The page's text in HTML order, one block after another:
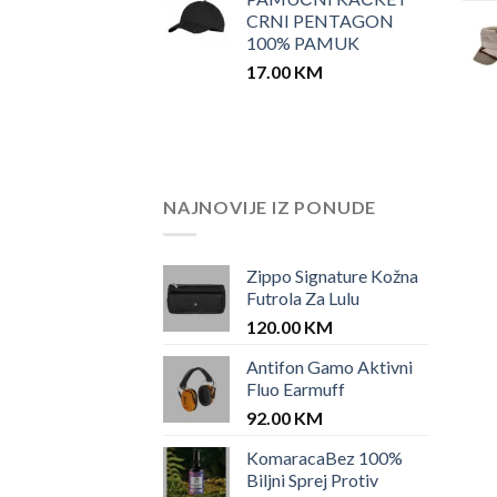
CRNI PENTAGON
100% PAMUK
17.00 KM
NAJNOVIJE IZ PONUDE
Zippo Signature Kožna
Futrola Za Lulu
120.00 KM
Antifon Gamo Aktivni
Fluo Earmuff
92.00 KM
KomaracaBez 100%
Biljni Sprej Protiv